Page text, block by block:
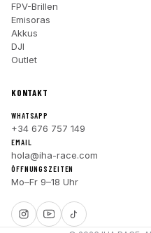
FPV-Brillen
Emisoras
Akkus
DJI
Outlet
KONTAKT
WHATSAPP
+34 676 757 149
EMAIL
hola@iha-race.com
ÖFFNUNGSZEITEN
Mo–Fr 9–18 Uhr